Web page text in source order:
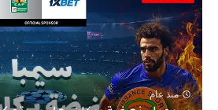
منذ عام